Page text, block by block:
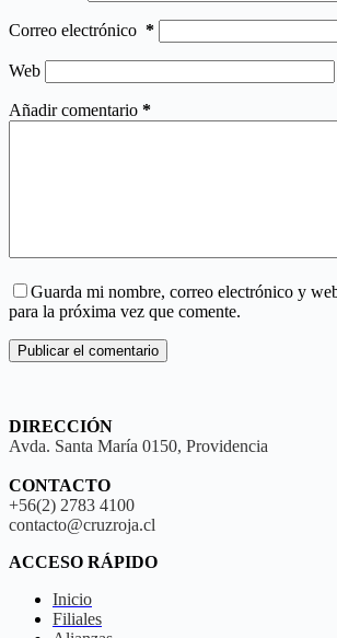
Correo electrónico *
Web
Añadir comentario *
Guarda mi nombre, correo electrónico y
para la próxima vez que comente.
Publicar el comentario
DIRECCIÓN
Avda. Santa María 0150, Providencia
CONTACTO
+56(2) 2783 4100
contacto@cruzroja.cl
ACCESO RÁPIDO
Inicio
Filiales